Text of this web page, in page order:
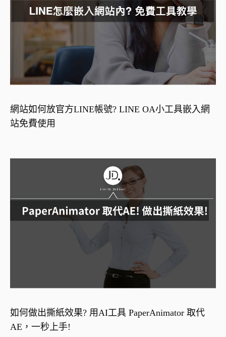
網站如何放官方LINE帳號? LINE OA小工具嵌入網
站免費使用
如何做出撕紙效果? 用AI工具 PaperAnimator 取代
AE，一秒上手!